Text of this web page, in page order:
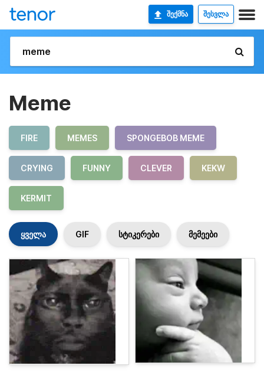
ᲨᲔᲥᲛᲜᲐ ᲨᲔᲡᲕᲚᲐ
Meme
FIRE MEMES SPONGEBOB MEME
CRYING FUNNY CLEVER KEKW
KERMIT
ყველა GIF სტიკერები მემეები